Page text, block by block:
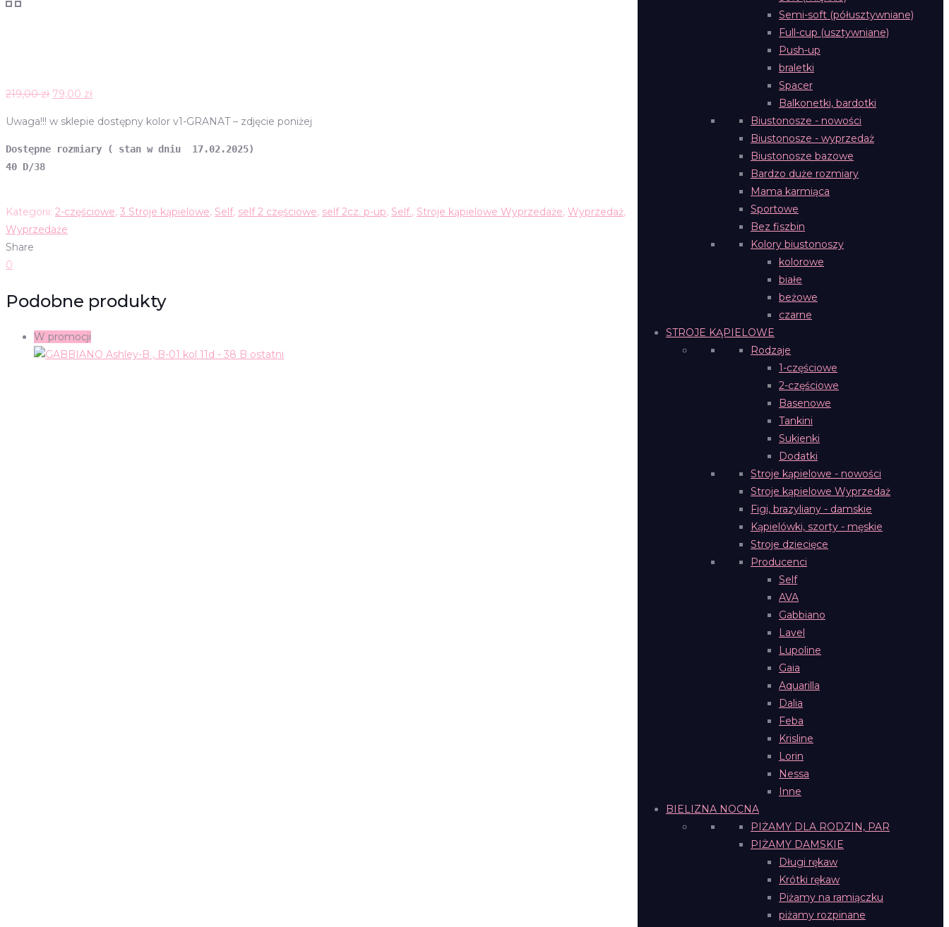
Semi-soft (półusztywniane)
Full-cup (usztywniane)
Push-up
braletki
Spacer
Balkonetki, bardotki
Biustonosze - nowości
Biustonosze - wyprzedaż
Biustonosze bazowe
Bardzo duże rozmiary
Mama karmiąca
Sportowe
Bez fiszbin
Kolory biustonoszy
kolorowe
białe
beżowe
czarne
STROJE KĄPIELOWE
Rodzaje
1-częściowe
2-częściowe
Basenowe
Tankini
Sukienki
Dodatki
Stroje kąpielowe - nowości
Stroje kąpielowe Wyprzedaż
Figi, brazyliany - damskie
Kąpielówki, szorty - męskie
Stroje dziecięce
Producenci
Self
AVA
Gabbiano
Lavel
Lupoline
Gaia
Aquarilla
Dalia
Feba
Krisline
Lorin
Nessa
Inne
BIELIZNA NOCNA
PIŻAMY DLA RODZIN, PAR
PIŻAMY DAMSKIE
Długi rękaw
Krótki rękaw
Piżamy na ramiączku
piżamy rozpinane
219,00zł Pierwotna
wynosiła:
219,00 zł.
79,00 złAktualna
wynosi:
79,00 zł.
Uwaga!!! w sklepie dostępny kolor v1-GRANAT – zdjęcie poniżej
Dostępne rozmiary ( stan w dniu  17.02.2025)
40 D/38
Kategorii: 2-częściowe, 3 Stroje kąpielowe, Self, self 2 częściowe, self 2cz. p-up, Self., Stroje kąpielowe Wyprzedaże, Wyprzedaż,
Wyprzedaże
Share
0
Podobne produkty
W promocji